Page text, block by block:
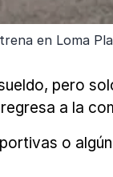
en Loma
pero
a la
o